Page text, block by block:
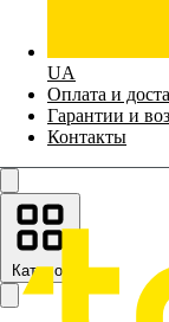
UA
Оплата и
Гарантии и
Контакты
Каталог